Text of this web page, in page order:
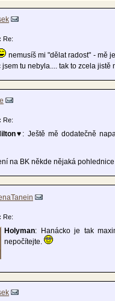
Re:
nemusíš mi "dělat radost" - mě
jsem tu nebyla.... tak to zcela
Re:
: Ještě mě dodatečně
na BK někde nějaká
Re:
Holyman: Hanácko je tak
nepočítejte.